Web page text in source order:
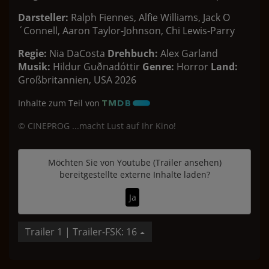
Darsteller: Ralph Fiennes, Alfie Williams, Jack O
´Connell, Aaron Taylor-Johnson, Chi Lewis-Parry
Regie: Nia DaCosta Drehbuch: Alex Garland
Musik: Hildur Guðnadóttir Genre: Horror Land:
Großbritannien, USA 2026
Inhalte zum Teil von
© CINEPROG ...macht Lust auf Ihr Kino!
Möchten Sie von Youtube (Trailer ansehen)
bereitgestellte externe Inhalte laden?
Ja
Trailer 1 | Trailer-FSK: 16